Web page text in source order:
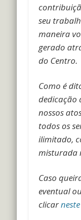
seu
maneira
gerado
do Centro.
Como é
dedicação
nossos
todos os
ilimitado,
misturada
Caso
eventual
clicar